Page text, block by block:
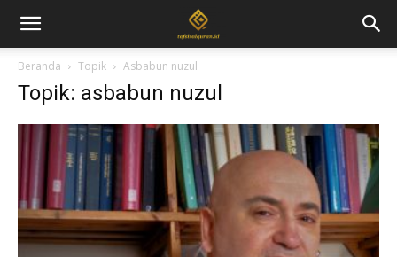
Beranda Topik Asbabun nuzul
Topik: asbabun nuzul